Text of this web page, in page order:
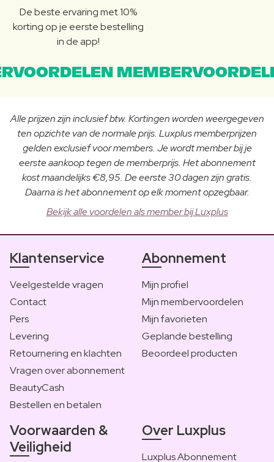
De beste ervaring met 10%
korting op je eerste bestelling
in de app!
Alle prijzen zijn inclusief btw. Kortingen worden weergegeven
ten opzichte van de normale prijs. Luxplus memberprijzen
gelden exclusief voor members. Je wordt member bij je
eerste aankoop tegen de memberprijs. Het abonnement
kost maandelijks €8,95. De eerste 30 dagen zijn gratis.
Daarna is het abonnement op elk moment opzegbaar.
Bekijk alle voordelen als member bij Luxplus
Klantenservice
Veelgestelde vragen
Contact
Pers
Levering
Retournering en klachten
Vragen over abonnement
BeautyCash
Bestellen en betalen
Abonnement
Mijn profiel
Mijn membervoordelen
Mijn favorieten
Geplande bestelling
Beoordeel producten
Voorwaarden &
Veiligheid
Over Luxplus
Luxplus Abonnement